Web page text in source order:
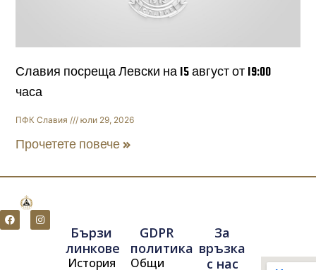
Славия посреща Левски на 15 август от 19:00
часа
ПФК Славия юли 29, 2026
Прочетете повече »
F
a
I
n
Бързи
линкове
История
GDPR
политика
Общи
За
връзка
с нас